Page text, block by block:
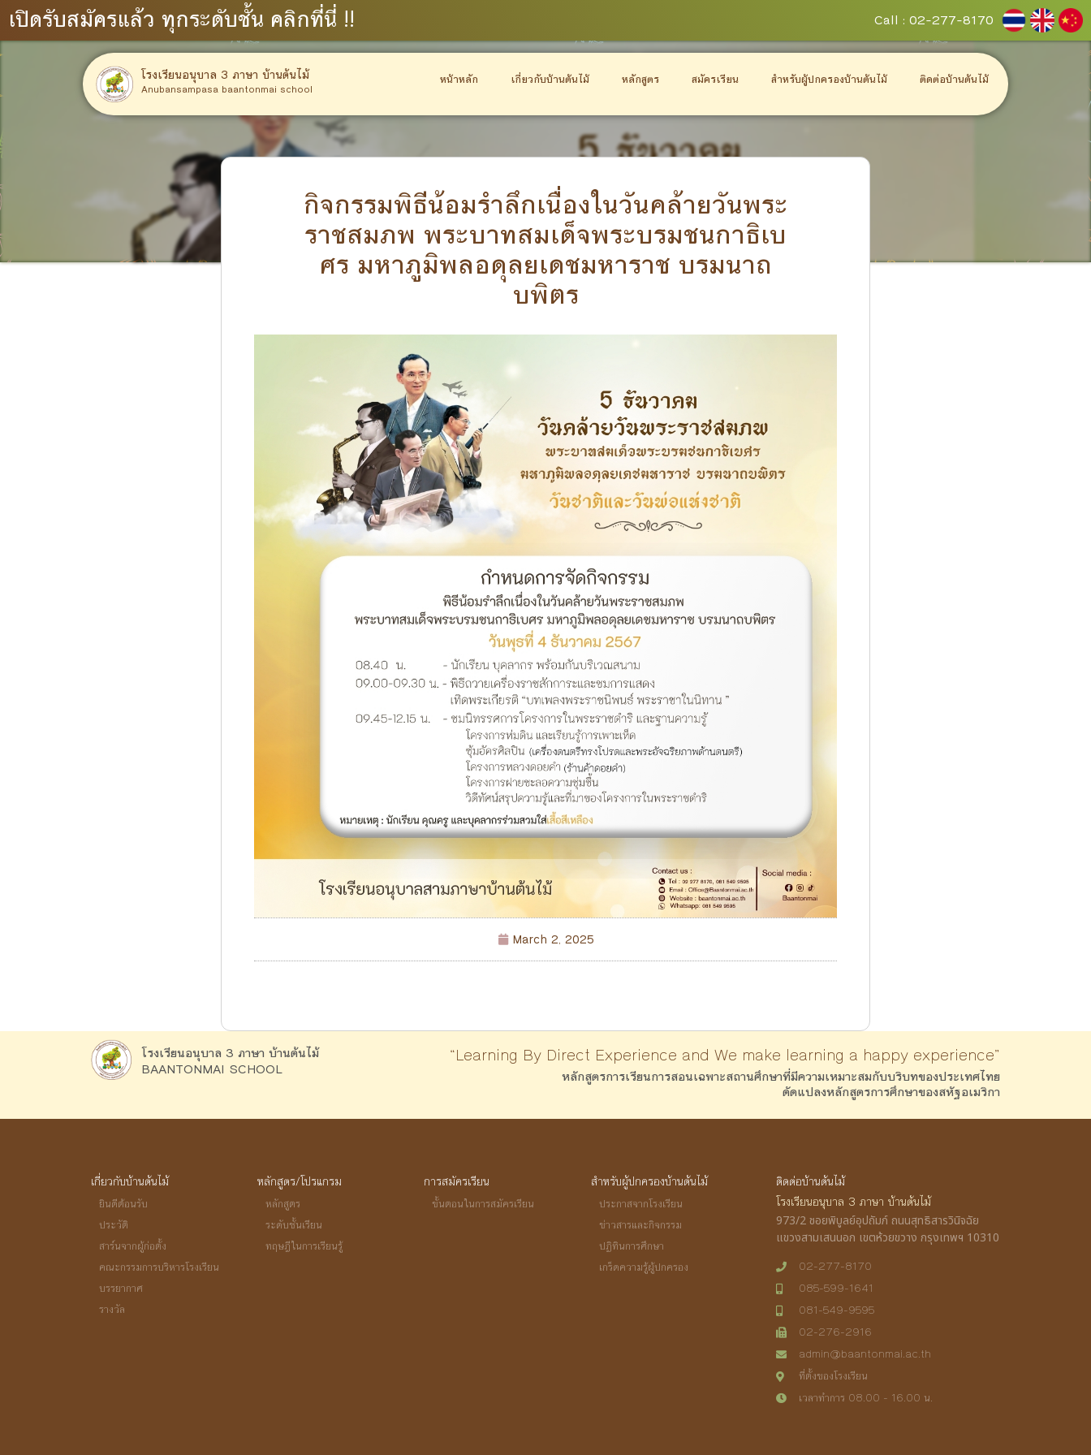
เปิดรับสมัครแล้ว ทุกระดับชั้น คลิกที่นี่ !! Call : 02-277-8170
โรงเรียนอนุบาล 3 ภาษา บ้านต้นไม้
Anubansampasa baantonmai school
หน้าหลัก เกี่ยวกับบ้านต้นไม้ หลักสูตร สมัครเรียน สำหรับผู้ปกครองบ้านต้นไม้ ติดต่อบ้านต้นไม้
กิจกรรมพิธีน้อมรำลึกเนื่องในวันคล้ายวันพระ
ราชสมภพ พระบาทสมเด็จพระบรมชนกาธิเบ
ศร มหาภูมิพลอดุลยเดชมหาราช บรมนาถ
บพิตร
March 2, 2025
โรงเรียนอนุบาล 3 ภาษา บ้านต้นไม้
BAANTONMAI SCHOOL
“Learning By Direct Experience and We make learning a happy experience”
หลักสูตรการเรียนการสอนเฉพาะสถานศึกษาที่มีความเหมาะสมกับบริบทของประเทศไทย
ดัดแปลงหลักสูตรการศึกษาของสหัฐอเมริกา
เกี่ยวกับบ้านต้นไม้
ยินดีต้อนรับ
ประวัติ
สาร์นจากผู้ก่อตั้ง
คณะกรรมการบริหารโรงเรียน
บรรยากาศ
รางวัล
หลักสูตร/โปรแกรม
หลักสูตร
ระดับชั้นเรียน
ทฤษฎีในการเรียนรู้
การสมัครเรียน
ขั้นตอนในการสมัครเรียน
สำหรับผู้ปกครองบ้านต้นไม้
ประกาสจากโรงเรียน
ข่าวสารและกิจกรรม
ปฏิทินการศึกษา
เกร็ดความรู้ผู้ปกครอง
ติดต่อบ้านต้นไม้
โรงเรียนอนุบาล 3 ภาษา บ้านต้นไม้
973/2 ชอยพิบูลย์อุปถัมภ์ ถนนสุทธิสารวินิจฉัย
แขวงสามเสนนอก เขตห้วยขวาง กรุงเทพฯ 10310
02-277-8170
085-599-1641
081-549-9595
02-276-2916
admin@baantonmai.ac.th
ที่ตั้งของโรงเรียน
เวลาทำการ 08.00 - 16.00 น.